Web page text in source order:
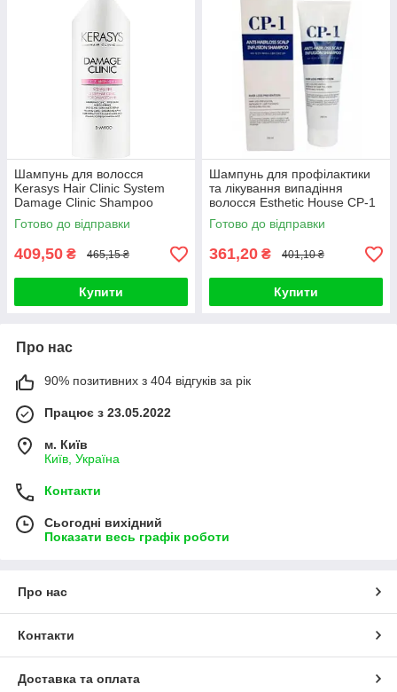
Шампунь для волосся
Kerasys Hair Clinic System
Damage Clinic Shampoo
600ml
Готово до відправки
409,50 ₴ 465,15 ₴
Купити
Шампунь для профілактики
та лікування випадіння
волосся Esthetic House CP-1
Anti-Hair Loss Scalp
Готово до відправки
361,20 ₴ 401,10 ₴
Купити
Про нас
90% позитивних з 404 відгуків за рік
Працює з 23.05.2022
м. Київ
Київ, Україна
Контакти
Сьогодні вихідний
Показати весь графік роботи
Про нас
Контакти
Доставка та оплата